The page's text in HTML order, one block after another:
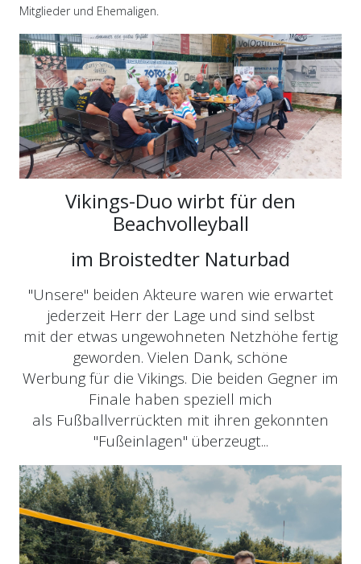
Mitglieder und Ehemaligen.
Vikings-Duo wirbt für den
Beachvolleyball
im Broistedter Naturbad
"Unsere" beiden Akteure waren wie erwartet
jederzeit Herr der Lage und sind selbst
mit der etwas ungewohneten Netzhöhe fertig
geworden. Vielen Dank, schöne
Werbung für die Vikings. Die beiden Gegner im
Finale haben speziell mich
als Fußballverrückten mit ihren gekonnten
"Fußeinlagen" überzeugt...